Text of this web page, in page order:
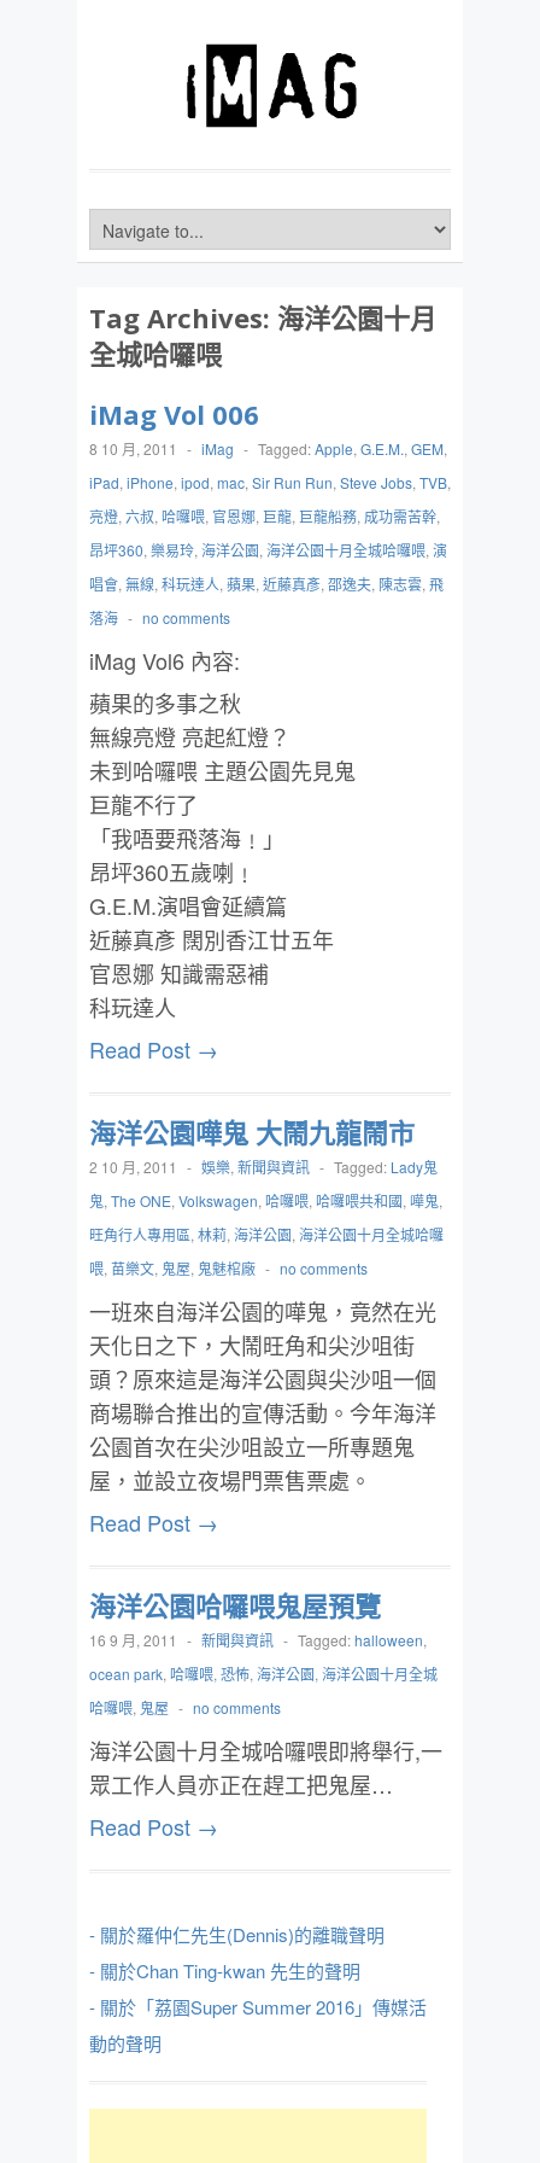
Tag Archives: 海洋公園十月
全城哈囉喂
iMag Vol 006
8 10 月, 2011 - iMag - Tagged:Apple, G.E.M., GEM,
iPad, iPhone, ipod, mac, Sir Run Run, Steve Jobs, TVB,
亮燈, 六叔, 哈囉喂, 官恩娜, 巨龍, 巨龍船務, 成功需苦幹,
昂坪360, 樂易玲, 海洋公園, 海洋公園十月全城哈囉喂, 演
唱會, 無線, 科玩達人, 蘋果, 近藤真彥, 邵逸夫, 陳志雲, 飛
落海 - no comments
iMag Vol6 內容:
蘋果的多事之秋
無線亮燈 亮起紅燈？
未到哈囉喂 主題公園先見鬼
巨龍不行了
「我唔要飛落海﹗」
昂坪360五歲喇﹗
G.E.M.演唱會延續篇
近藤真彥 闊別香江廿五年
官恩娜 知識需惡補
科玩達人
Read Post →
海洋公園嘩鬼 大鬧九龍鬧市
2 10 月, 2011 - 娛樂, 新聞與資訊 - Tagged: Lady鬼
鬼, The ONE, Volkswagen, 哈囉喂, 哈囉喂共和國, 嘩鬼,
旺角行人專用區, 林莉, 海洋公園, 海洋公園十月全城哈囉
喂, 苗樂文, 鬼屋, 鬼魅棺廠 - no comments
一班來自海洋公園的嘩鬼，竟然在光
天化日之下，大鬧旺角和尖沙咀街
頭？原來這是海洋公園與尖沙咀一個
商場聯合推出的宣傳活動。今年海洋
公園首次在尖沙咀設立一所專題鬼
屋，並設立夜場門票售票處。
Read Post →
海洋公園哈囉喂鬼屋預覽
16 9 月, 2011 - 新聞與資訊 - Tagged:halloween,
ocean park, 哈囉喂, 恐怖, 海洋公園, 海洋公園十月全城
哈囉喂, 鬼屋 - no comments
海洋公園十月全城哈囉喂即將舉行,一
眾工作人員亦正在趕工把鬼屋…
Read Post →
- 關於羅仲仁先生(Dennis)的離職聲明
- 關於Chan Ting-kwan 先生的聲明
- 關於「荔園Super Summer 2016」傳媒活
動的聲明